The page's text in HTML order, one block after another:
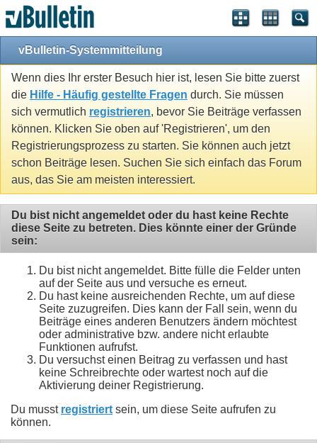
vBulletin-Systemmitteilung
Wenn dies Ihr erster Besuch hier ist, lesen Sie bitte zuerst
die Hilfe - Häufig gestellte Fragen durch. Sie müssen
sich vermutlich registrieren, bevor Sie Beiträge verfassen
können. Klicken Sie oben auf 'Registrieren', um den
Registrierungsprozess zu starten. Sie können auch jetzt
schon Beiträge lesen. Suchen Sie sich einfach das Forum
aus, das Sie am meisten interessiert.
Du bist nicht angemeldet oder du hast keine Rechte
diese Seite zu betreten. Dies könnte einer der Gründe
sein:
Du bist nicht angemeldet. Bitte fülle die Felder unten
auf der Seite aus und versuche es erneut.
Du hast keine ausreichenden Rechte, um auf diese
Seite zuzugreifen. Dies kann der Fall sein, wenn du
Beiträge eines anderen Benutzers ändern möchtest
oder administrative bzw. andere nicht erlaubte
Funktionen aufrufst.
Du versuchst einen Beitrag zu verfassen und hast
keine Schreibrechte oder wartest noch auf die
Aktivierung deiner Registrierung.
Du musst registriert sein, um diese Seite aufrufen zu
können.